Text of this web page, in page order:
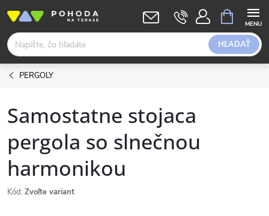
obsah
HĽADAŤ
KOŠÍK
PERGOLY
Samostatne stojaca
pergola so slnečnou
harmonikou
Kód: Zvoľte variant